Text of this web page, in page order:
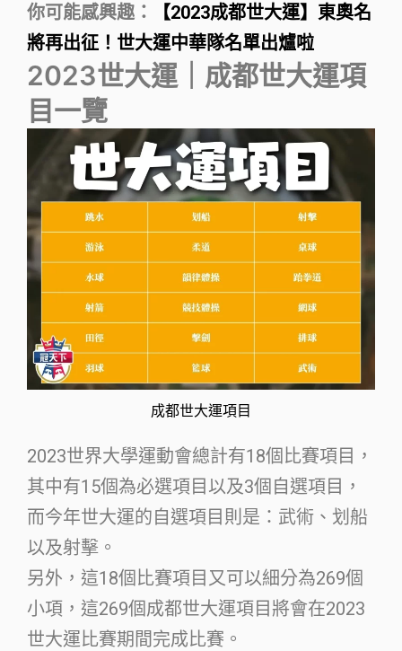
你可能感興趣：
【2023成都世大運】東奧名
將再出征！世大運中華隊名單出爐啦
2023世大運｜成都世大運項
目一覽
成都世大運項目
2023世界大學運動會總計有18個比賽項目，
其中有15個為必選項目以及3個自選項目，
而今年世大運的自選項目則是：武術、划船
以及射擊。
另外，這18個比賽項目又可以細分為269個
小項，這269個成都世大運項目將會在2023
世大運比賽期間完成比賽。